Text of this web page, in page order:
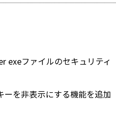
exeファイルのセキュリティ
ーを非表示にする機能を追加